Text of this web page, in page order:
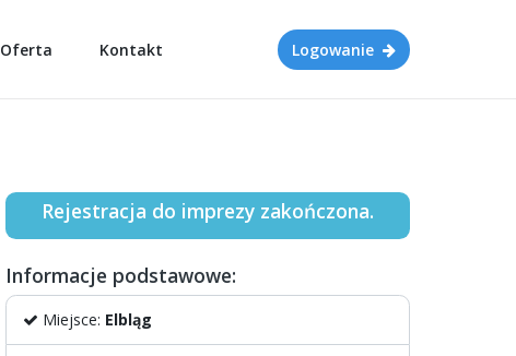
Oferta Kontakt Logowanie
Rejestracja do imprezy zakończona.
Informacje podstawowe:
Miejsce: Elbląg